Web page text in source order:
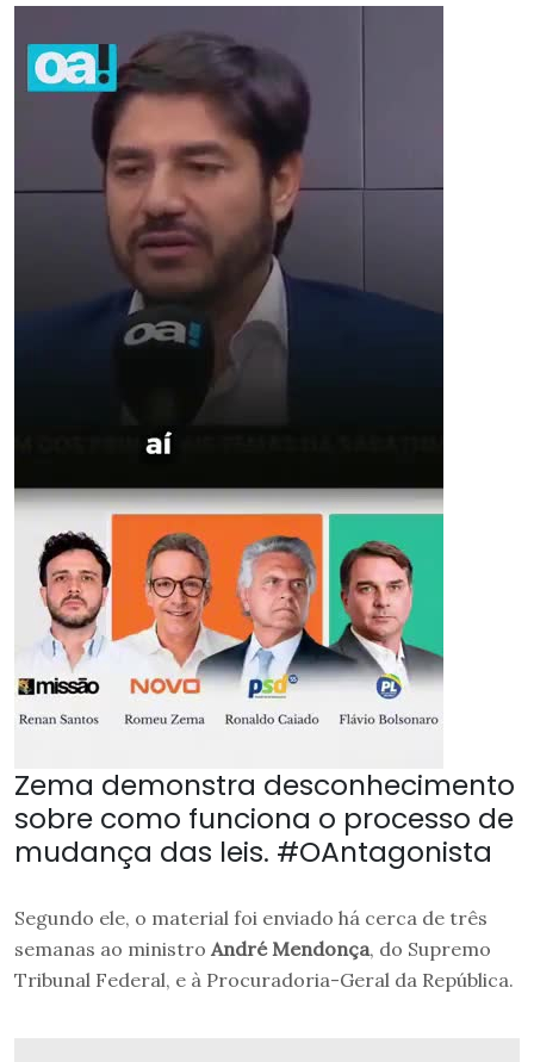
Zema demonstra desconhecimento
sobre como funciona o processo de
mudança das leis. #OAntagonista
Segundo ele, o material foi enviado há cerca de três
semanas ao ministro André Mendonça, do Supremo
Tribunal Federal, e à Procuradoria-Geral da República.